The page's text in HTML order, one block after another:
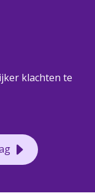
klachten te